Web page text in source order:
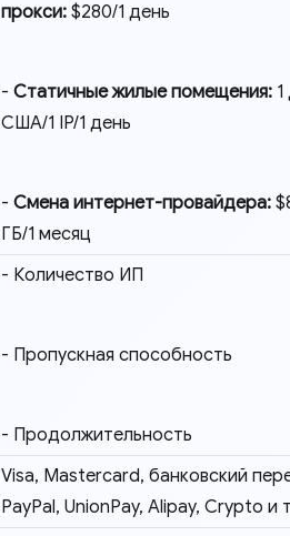
прокси: $280/1 день
- Статичные жилые помещения:
США/1 IP/1 день
- Смена интернет-провайдера:
ГБ/1 месяц
- Количество ИП
- Пропускная способность
- Продолжительность
Visa, Mastercard, банковский
PayPal, UnionPay, Alipay, Crypto и